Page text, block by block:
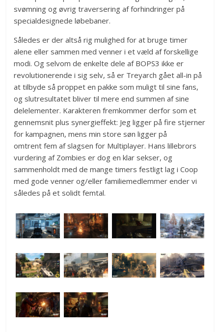
svømning og øvrig traversering af forhindringer på
specialdesignede løbebaner.
Således er der altså rig mulighed for at bruge timer
alene eller sammen med venner i et væld af forskellige
modi. Og selvom de enkelte dele af BOPS3 ikke er
revolutionerende i sig selv, så er Treyarch gået all-in på
at tilbyde så proppet en pakke som muligt til sine fans,
og slutresultatet bliver til mere end summen af sine
delelementer. Karakteren fremkommer derfor som et
gennemsnit plus synergieffekt: Jeg ligger på fire stjerner
for kampagnen, mens min store søn ligger på
omtrent fem af slagsen for Multiplayer. Hans lillebrors
vurdering af Zombies er dog en klar sekser, og
sammenholdt med de mange timers festligt lag i Coop
med gode venner og/eller familiemedlemmer ender vi
således på et solidt femtal.